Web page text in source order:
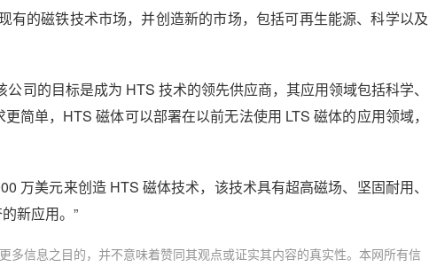
有的磁铁技术市场，并创造新的市场，包括可再生能源、科学以及
司的目标是成为 HTS 技术的领先供应商，其应用领域包括科学、
简单，HTS 磁体可以部署在以前无法使用 LTS 磁体的应用领域，
万美元来创造 HTS 磁体技术，该技术具有超高磁场、坚固耐用、
新应用。”
信息之目的，并不意味着赞同其观点或证实其内容的真实性。本网所有信